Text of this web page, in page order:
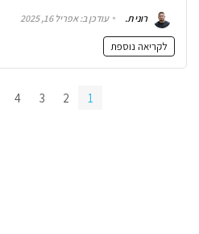
רוני ת. עודכן ב: אפריל 16, 2025
לקריאה נוספת
1
2
3
4